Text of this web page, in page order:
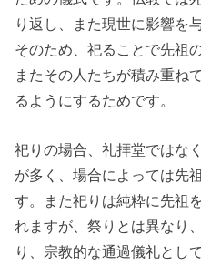
り返し、また現世に影響を
そのため、祀ることで先祖
またその人たちが積み重ね
るようにするためです。
祀りの場合、礼拝堂ではな
が多く、場合によっては先
す。また祀りは純粋に先祖
れますが、祭りとは異なり
り、宗教的な通過儀礼とし